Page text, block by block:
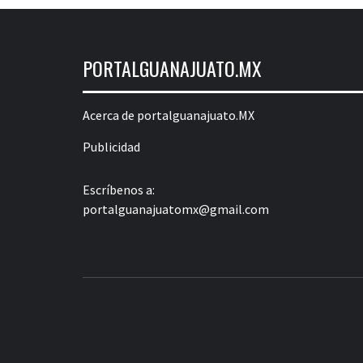
PORTALGUANAJUATO.MX
Acerca de portalguanajuato.MX
Publicidad
Escríbenos a:
portalguanajuatomx@gmail.com